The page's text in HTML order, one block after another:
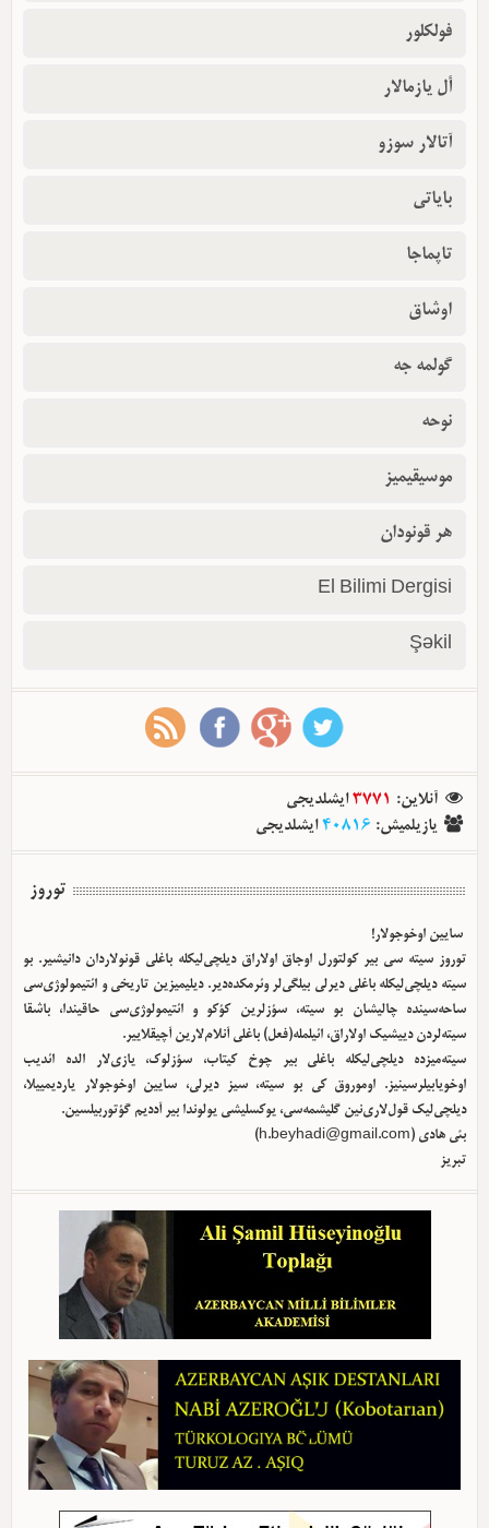
فولکلور
أل یازمالار
آتالار سوزو
بایاتی
تاپماجا
اوشاق
گولمه جه
نوحه
موسیقیمیز
هر قونودان
El Bilimi Dergisi
Şəkil
آنلاین:
3771ایشلدیجی
یازیلمیش:
40816ایشلدیجی
توروز
سایین اوخوجولار!
توروز سیته سی بیر کولتورل اوجاق اولا‌راق دیلچی‌لیکله باغلی قونولاردان دانیشیر. بو
سیته دیلچی‌لیکله باغلی دیرلی بیلگی‌لر وئرمکده‌دیر. دیلیمیزین تاریخی و ائتیمولوژی‌سی
ساحه‌سینده چالیشان بو سیته، سؤزلرین کؤکو و ائتیمولوژی‌سی حاقیندا، باشقا
سیته‌لردن دییشیک اولا‌راق، ائیلمله(فعل) باغلی آنلام‌لارین آچیقلاییر.
سیته‌میزده دیلچی‌لیکله باغلی بیر چوخ کیتاب، سؤزلوک، یازی‌لار الده ائدیب
اوخویابیلرسینیز. اوموروق کی بو سیته، سیز دیرلی، سایین اوخوجولار یاردیمییلا،
دیلچی‌لیک قول‌لاری‌نین گلیشمه‌سی، یوکسلیشی یولوندا بیر آددیم گؤتوربیلسین.
بئی هادی (h.beyhadi@gmail.com
)
تبریز